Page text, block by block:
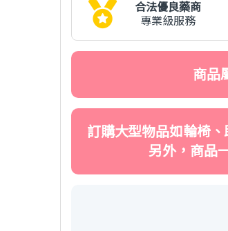
合法優良藥商
專業級服務
商品
訂購大型物品如輪椅
另外，商品